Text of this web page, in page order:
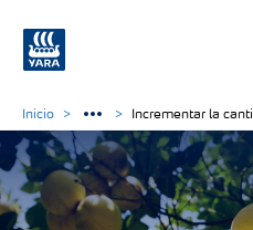
Inicio Incrementar la